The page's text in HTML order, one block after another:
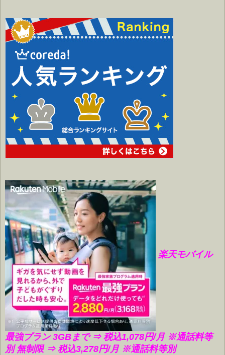
楽天モバイル
最強プラン 3GBまで ⇒ 税込1,078円/月 ※通話料等
別 無制限 ⇒ 税込3,278円/月 ※通話料等別